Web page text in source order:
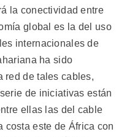
la conectividad entre
global es la del uso
internacionales de
ha sido
red de tales cables,
de iniciativas están
ellas las del cable
costa este de África con